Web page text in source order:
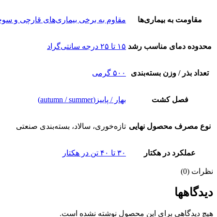
مقاومت به بیماری‌ها مقاوم به برخی بیماری‌های قارچی و
محدوده دمای مناسب رشد ۱۵ تا ۲۵ درجه سانتی‌گراد
تعداد بذر / وزن بسته‌بندی ۵۰۰ گرمی
فصل کشت بهار / پاییز(autumn / summer)
نوع مصرف محصول نهایی تازه‌خوری، سالاد، بسته‌بندی صنعتی
عملکرد در هکتار ۳۰ تا ۴۰ تن در هکتار
نظرات (0)
دیدگاهها
هیچ دیدگاهی برای این محصول نوشته نشده است.